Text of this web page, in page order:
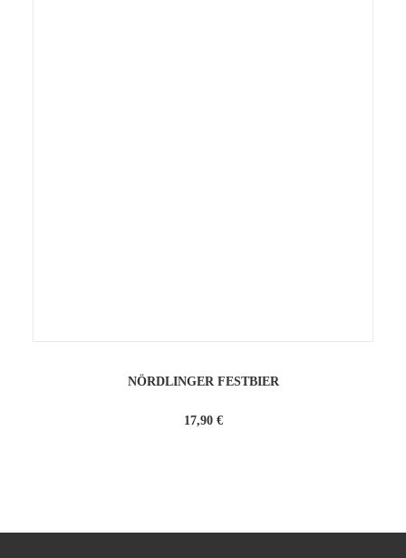
IN DEN WARENKORB
NÖRDLINGER FESTBIER
17,90 €